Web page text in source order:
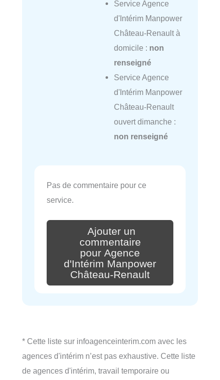
Service Agence
d'Intérim Manpower
Château-Renault à
domicile : non
renseigné
Service Agence
d'Intérim Manpower
Château-Renault
ouvert dimanche :
non renseigné
Pas de commentaire pour ce
service.
Ajouter un
commentaire
pour Agence
d'Intérim Manpower
Château-Renault
* Cette liste sur infoagenceinterim.com avec les
agences d'intérim n’est pas exhaustive. Cette liste
de agences d'intérim, travail temporaire ou